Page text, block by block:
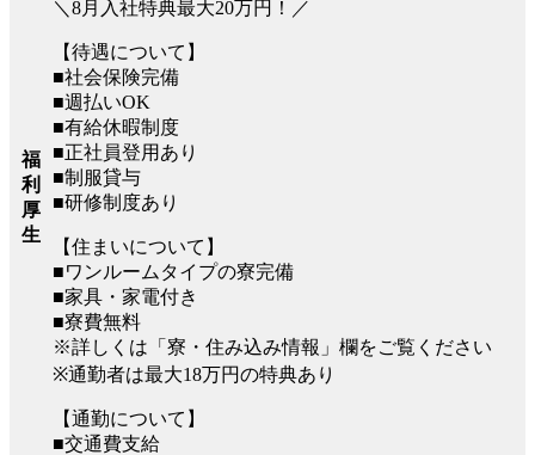
福
利
厚
生
＼8月入社特典最大20万円！／
【待遇について】
■社会保険完備
■週払いOK
■有給休暇制度
■正社員登用あり
■制服貸与
■研修制度あり
【住まいについて】
■ワンルームタイプの寮完備
■家具・家電付き
■寮費無料
※詳しくは「寮・住み込み情報」欄をご覧ください
※通勤者は最大18万円の特典あり
【通勤について】
■交通費支給